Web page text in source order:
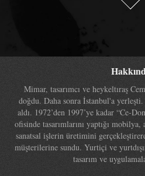
Mimar, tasarımcı ve heykeltıraş
doğdu. Daha sonra İstanbul'a yerleşti.
aldı. 1972’den 1997’ye kadar “Ce-
ofisinde tasarımlarını yaptığı
sanatsal işlerin üretimini
müşterilerine sundu. Yurtiçi ve
tasarım ve